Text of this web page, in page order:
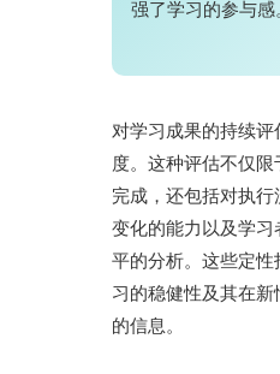
强了学习的参与感。
对学习成果的持续
度。这种评估不仅
完成，还包括对执
变化的能力以及学
平的分析。这些定
习的稳健性及其在
的信息。